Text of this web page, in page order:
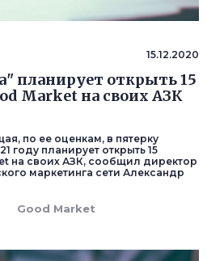
15.12.2020
планирует открыть 15
Market на своих АЗК
по ее оценкам, в пятерку
году планирует открыть 15
на своих АЗК, сообщил директор
маркетинга сети Александр
Good Market